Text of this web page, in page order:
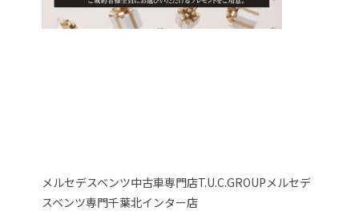
メルセデスベンツ中古車専門店T.U.C.GROUPメルセデ
スベンツ専門千葉北インター店